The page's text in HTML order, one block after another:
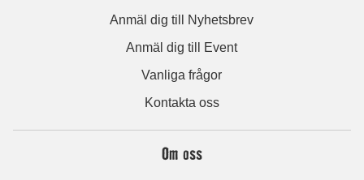
Anmäl dig till Nyhetsbrev
Anmäl dig till Event
Vanliga frågor
Kontakta oss
Om oss